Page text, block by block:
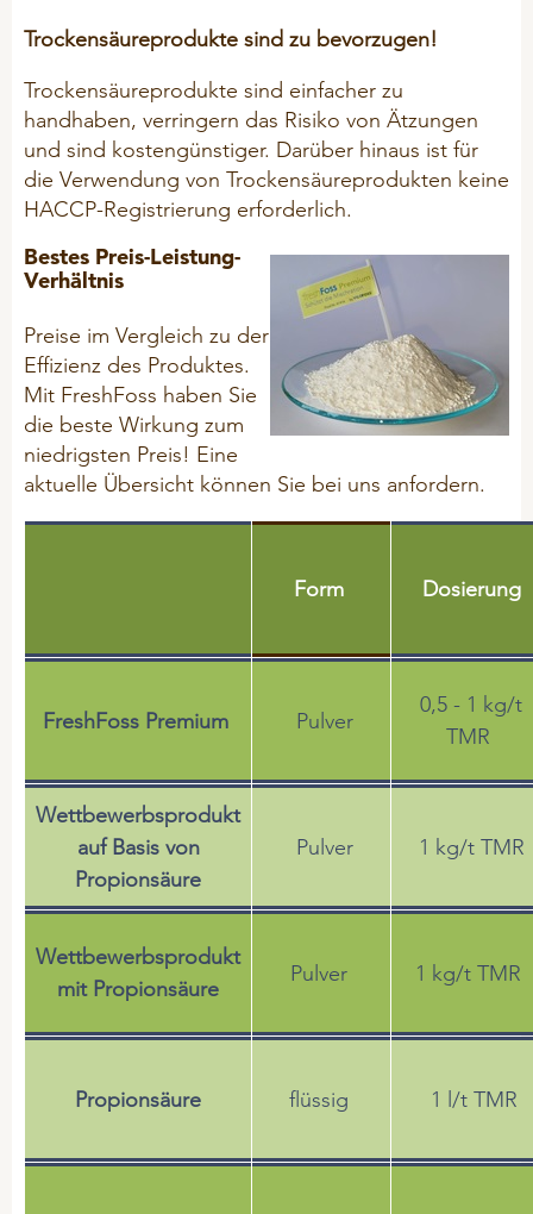
Problemlöser
PFERDE
Hygiene
Mineralfutter
Mineral-Leckmassen
SCHAFE & ZIEGEN
Hygiene
Mineralfutter
Problemlöser
Trockensäureprodukte sind zu bevorzugen!
Trockensäureprodukte sind einfacher zu
handhaben, verringern das Risiko von Ätzungen
und sind kostengünstiger. Darüber hinaus ist für
die Verwendung von Trockensäureprodukten keine
HACCP-Registrierung erforderlich.
Bestes Preis-Leistung-
Verhältnis
Preise im Vergleich zu der
Effizienz des Produktes.
Mit FreshFoss haben Sie
die beste Wirkung zum
niedrigsten Preis! Eine
aktuelle Übersicht können Sie bei uns anfordern.
Form Dosierung
FreshFoss Premium Pulver
0,5 - 1 kg/t
TMR
Wettbewerbsprodukt
auf Basis von
Propionsäure
Pulver 1 kg/t TMR
Wettbewerbsprodukt
mit Propionsäure
Pulver 1 kg/t TMR
Propionsäure flüssig 1 l/t TMR